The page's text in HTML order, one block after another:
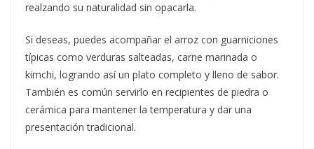
realzando su naturalidad sin opacarla.
Si deseas, puedes acompañar el arroz con guarniciones
típicas como verduras salteadas, carne marinada o
kimchi, logrando así un plato completo y lleno de sabor.
También es común servirlo en recipientes de piedra o
cerámica para mantener la temperatura y dar una
presentación tradicional.